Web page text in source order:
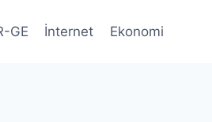
GE İnternet Ekonomi